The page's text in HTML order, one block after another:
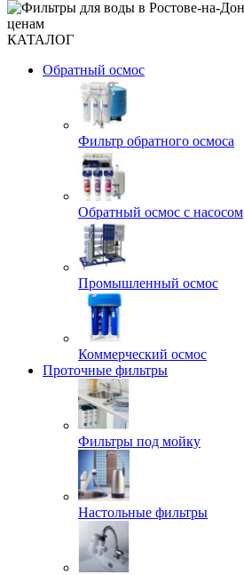
КАТАЛОГ
Обратный осмос
Фильтр обратного осмоса
Обратный осмос с насосом
Промышленный осмос
Коммерческий осмос
Проточные фильтры
Фильтры под мойку
Настольные фильтры